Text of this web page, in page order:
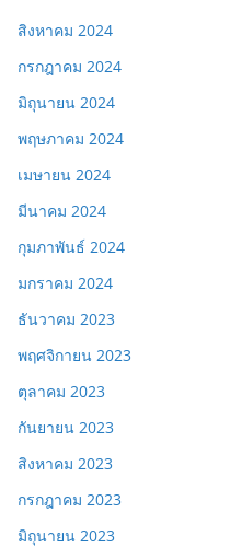
สิงหาคม 2024
กรกฎาคม 2024
มิถุนายน 2024
พฤษภาคม 2024
เมษายน 2024
มีนาคม 2024
กุมภาพันธ์ 2024
มกราคม 2024
ธันวาคม 2023
พฤศจิกายน 2023
ตุลาคม 2023
กันยายน 2023
สิงหาคม 2023
กรกฎาคม 2023
มิถุนายน 2023